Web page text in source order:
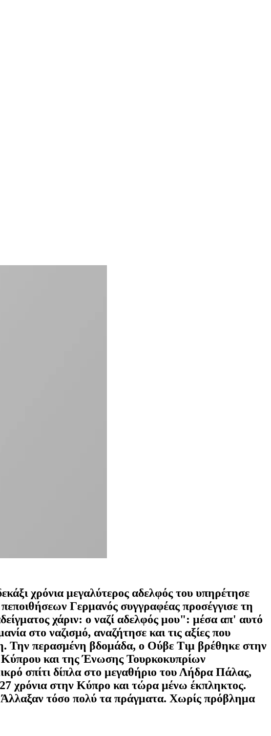
χρόνια μεγαλύτερος αδελφός του υπηρέτησε
Γερμανός συγγραφέας προσέγγισε τη
χάριν: ο ναζί αδελφός μου": μέσα απ' αυτό
στο ναζισμό, αναζήτησε και τις αξίες που
Την περασμένη βδομάδα, ο Ούβε Τιμ βρέθηκε στην
Κύπρου και της Ένωσης Τουρκοκυπρίων
σπίτι δίπλα στο μεγαθήριο του Λήδρα Πάλας,
χρόνια στην Κύπρο και τώρα μένω έκπληκτος.
τόσο πολύ τα πράγματα. Χωρίς πρόβλημα